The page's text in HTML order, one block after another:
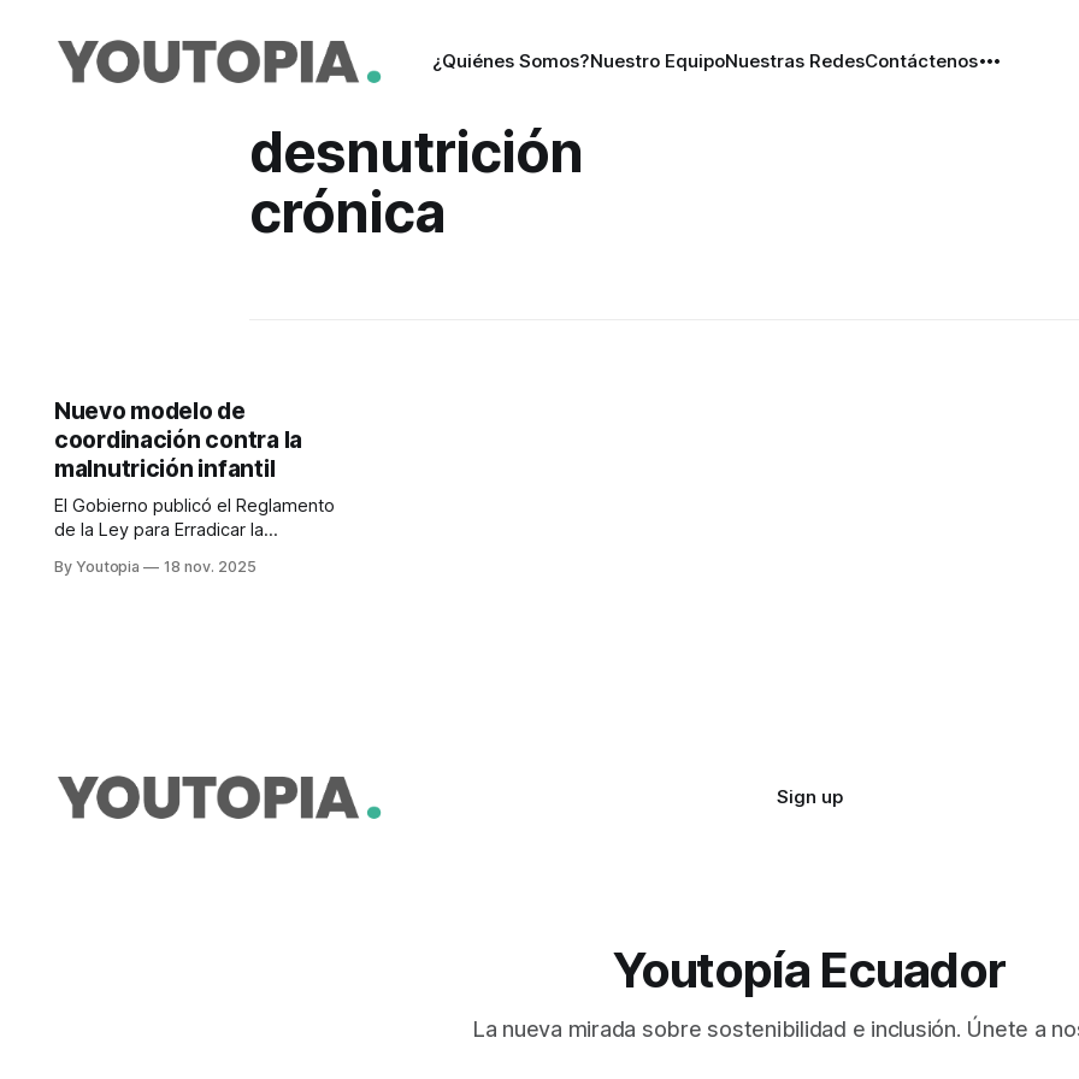
¿Quiénes Somos?Nuestro EquipoNuestras RedesContáctenos
desnutrición
crónica
Nuevo modelo de
coordinación contra la
malnutrición infantil
El Gobierno publicó el Reglamento
de la Ley para Erradicar la
Intersectorial para la Prevención y
By Youtopia 18 nov. 2025
Sign up
Youtopía Ecuador
La nueva mirada sobre sostenibilidad e inclusión. Únete a